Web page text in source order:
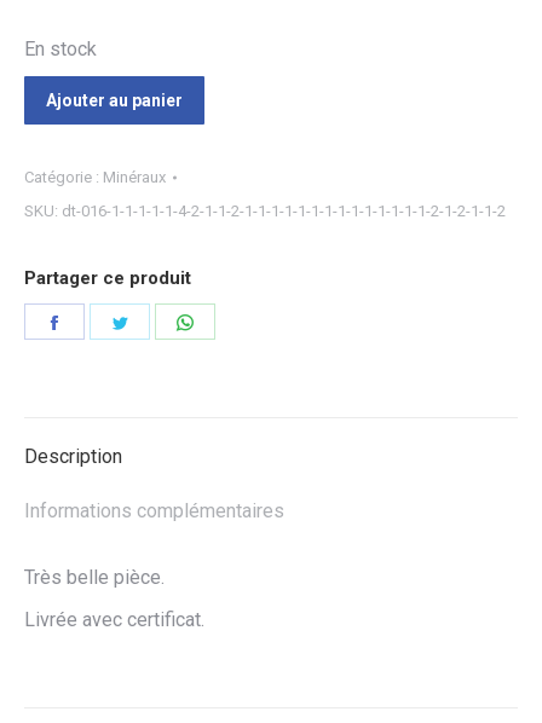
En stock
Ajouter au panier
Catégorie : Minéraux
SKU: dt-016-1-1-1-1-1-4-2-1-1-2-1-1-1-1-1-1-1-1-1-1-1-1-1-1-2-1-2-1-1-2
Partager ce produit
Partager Partager
Description
Informations complémentaires
Très belle pièce.
Livrée avec certificat.